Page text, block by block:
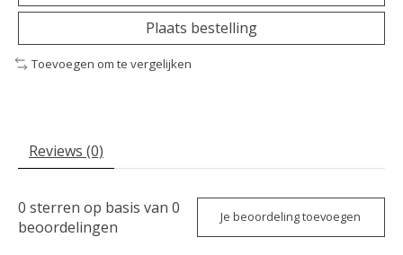
Plaats bestelling
Toevoegen om te vergelijken
Reviews (0)
0 sterren op basis van 0
beoordelingen
Je beoordeling toevoegen